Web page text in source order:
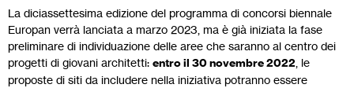
La diciassettesima edizione del programma di concorsi biennale
Europan verrà lanciata a marzo 2023, ma è già iniziata la fase
preliminare di individuazione delle aree che saranno al centro dei
progetti di giovani architetti: entro il 30 novembre 2022 , le
proposte di siti da includere nella iniziativa potranno essere